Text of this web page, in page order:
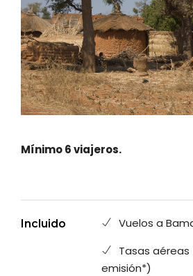
Mínimo 6 viajeros.
Incluido
Vuelos a
Tasas
emisión*)